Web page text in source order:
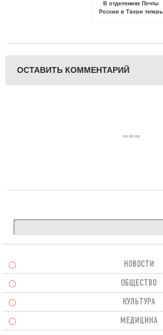
В отделениях Почты
России в Твери теперь
ОСТАВИТЬ КОММЕНТАРИЙ
НОВОСТИ
ОБЩЕСТВО
КУЛЬТУРА
МЕДИЦИНА